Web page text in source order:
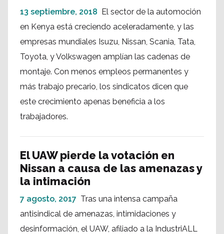
13 septiembre, 2018 El sector de la automoción
en Kenya está creciendo aceleradamente, y las
empresas mundiales Isuzu, Nissan, Scania, Tata,
Toyota, y Volkswagen amplían las cadenas de
montaje. Con menos empleos permanentes y
más trabajo precario, los sindicatos dicen que
este crecimiento apenas beneficia a los
trabajadores.
El UAW pierde la votación en
Nissan a causa de las amenazas y
la intimación
7 agosto, 2017 Tras una intensa campaña
antisindical de amenazas, intimidaciones y
desinformación, el UAW, afiliado a la IndustriALL